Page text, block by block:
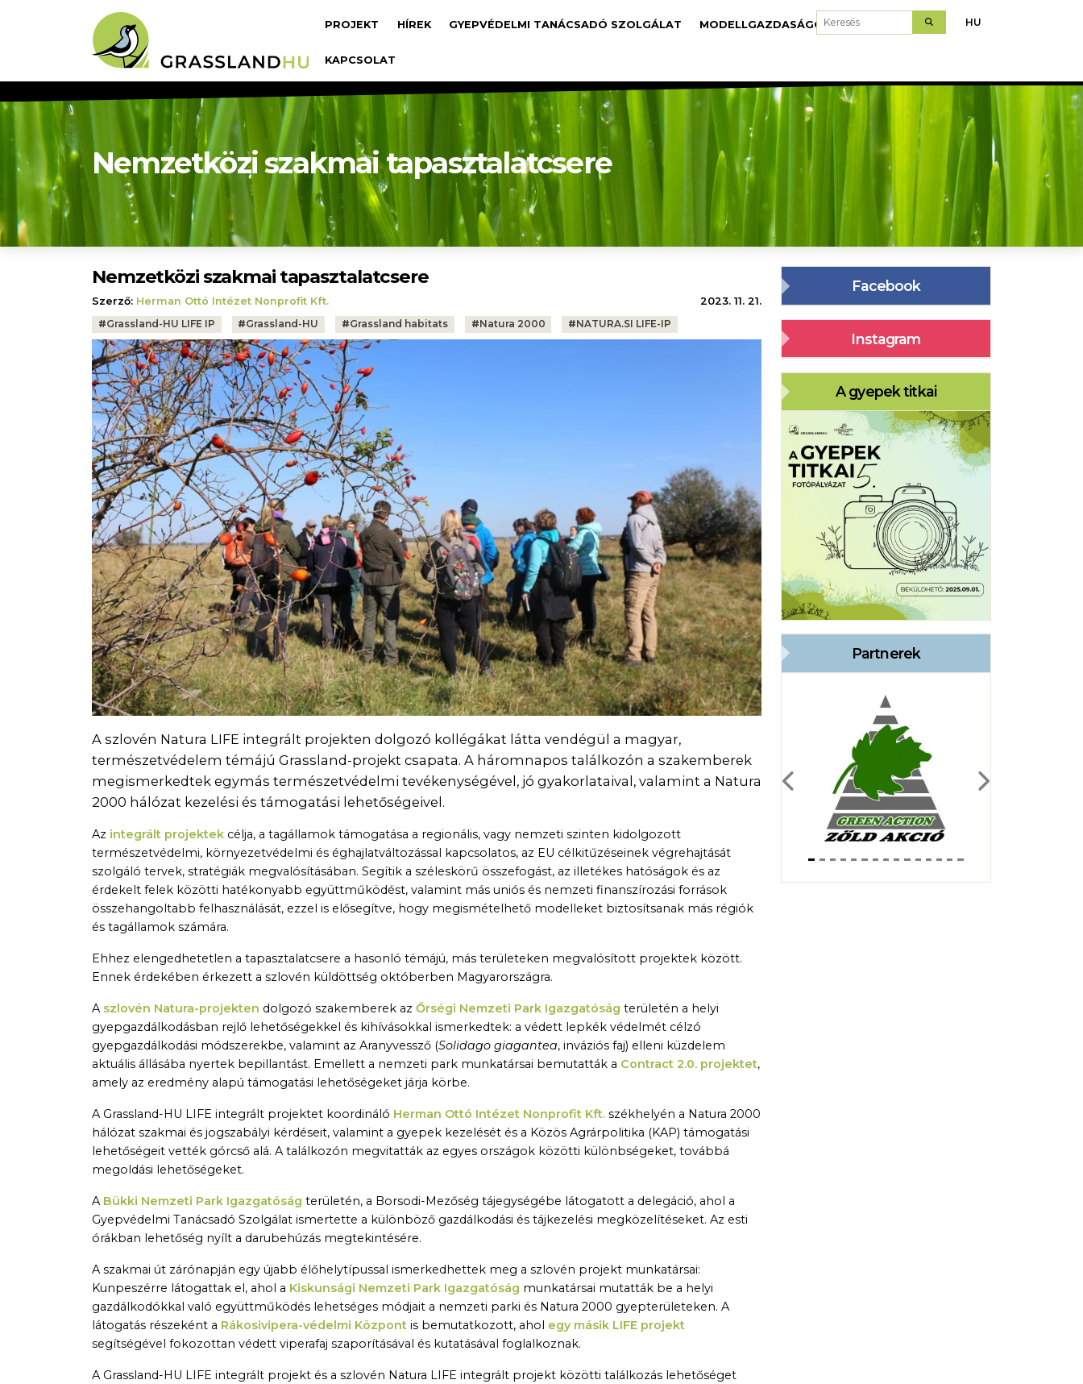
Fő navigáció
PROJEKT HÍREK GYEPVÉDELMI TANÁCSADÓ SZOLGÁLAT MODELLGAZDASÁGOK LETÖLTÉS
KAPCSOLAT
Keresés HU
Nemzetközi szakmai tapasztalatcsere
Nemzetközi szakmai tapasztalatcsere
Szerző: Herman Ottó Intézet Nonprofit Kft.
2023. 11. 21.
Tags:
#Grassland-HU LIFE IP #Grassland-HU #Grassland habitats #Natura 2000 #NATURA.SI LIFE-IP
A szlovén Natura LIFE integrált projekten dolgozó kollégákat látta vendégül a magyar,
természetvédelem témájú Grassland-projekt csapata. A háromnapos találkozón a szakemberek
megismerkedtek egymás természetvédelmi tevékenységével, jó gyakorlataival, valamint a Natura
2000 hálózat kezelési és támogatási lehetőségeivel.
Az integrált projektek célja, a tagállamok támogatása a regionális, vagy nemzeti szinten kidolgozott
természetvédelmi, környezetvédelmi és éghajlatváltozással kapcsolatos, az EU célkitűzéseinek végrehajtását
szolgáló tervek, stratégiák megvalósításában. Segítik a széleskörű összefogást, az illetékes hatóságok és az
érdekelt felek közötti hatékonyabb együttműködést, valamint más uniós és nemzeti finanszírozási források
összehangoltabb felhasználását, ezzel is elősegítve, hogy megismételhető modelleket biztosítsanak más régiók
és tagállamok számára.
Ehhez elengedhetetlen a tapasztalatcsere a hasonló témájú, más területeken megvalósított projektek között.
Ennek érdekében érkezett a szlovén küldöttség októberben Magyarországra.
A szlovén Natura-projekten dolgozó szakemberek az Őrségi Nemzeti Park Igazgatóság területén a helyi
gyepgazdálkodásban rejlő lehetőségekkel és kihívásokkal ismerkedtek: a védett lepkék védelmét célzó
gyepgazdálkodási módszerekbe, valamint az Aranyvessző (Solidago giagantea, inváziós faj) elleni küzdelem
aktuális állásába nyertek bepillantást. Emellett a nemzeti park munkatársai bemutatták a Contract 2.0. projektet,
amely az eredmény alapú támogatási lehetőségeket járja körbe.
A Grassland-HU LIFE integrált projektet koordináló Herman Ottó Intézet Nonprofit Kft. székhelyén a Natura 2000
hálózat szakmai és jogszabályi kérdéseit, valamint a gyepek kezelését és a Közös Agrárpolitika (KAP) támogatási
lehetőségeit vették górcső alá. A találkozón megvitatták az egyes országok közötti különbségeket, továbbá
megoldási lehetőségeket.
A Bükki Nemzeti Park Igazgatóság területén, a Borsodi-Mezőség tájegységébe látogatott a delegáció, ahol a
Gyepvédelmi Tanácsadó Szolgálat ismertette a különböző gazdálkodási és tájkezelési megközelítéseket. Az esti
órákban lehetőség nyílt a darubehúzás megtekintésére.
A szakmai út zárónapján egy újabb élőhelytípussal ismerkedhettek meg a szlovén projekt munkatársai:
Kunpeszérre látogattak el, ahol a Kiskunsági Nemzeti Park Igazgatóság munkatársai mutatták be a helyi
gazdálkodókkal való együttműködés lehetséges módjait a nemzeti parki és Natura 2000 gyepterületeken. A
látogatás részeként a Rákosivipera-védelmi Központ is bemutatkozott, ahol egy másik LIFE projekt
segítségével fokozottan védett viperafaj szaporításával és kutatásával foglalkoznak.
A Grassland-HU LIFE integrált projekt és a szlovén Natura LIFE integrált projekt közötti találkozás lehetőséget
Facebook
Instagram
A gyepek titkai
Partnerek
Previous Next